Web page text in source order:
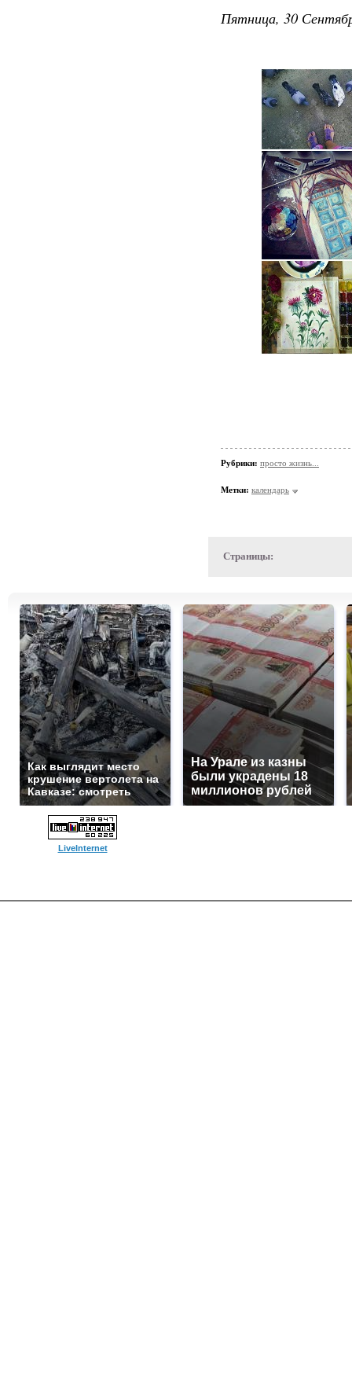
Пятница, 30
Рубрики: просто жизнь...
Метки: календарь
Страницы:
Как выглядит место
крушение вертолета на
Кавказе: смотреть
На Урале из казны
были украдены 18
миллионов рублей
LiveInternet